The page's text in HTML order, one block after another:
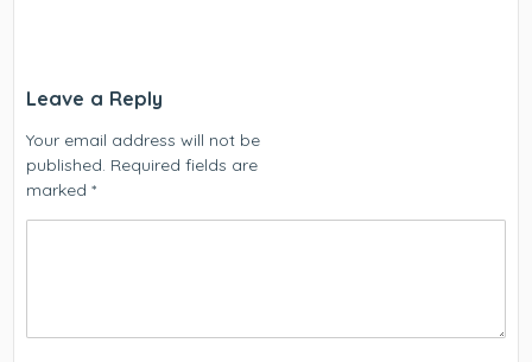
Leave a Reply
Your email address will not be
published. Required fields are
marked*